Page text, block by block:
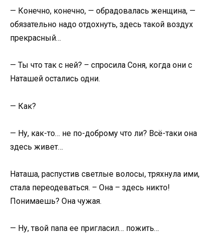
— Конечно, конечно, — обрадовалась женщина, —
обязательно надо отдохнуть, здесь такой воздух
прекрасный…
— Ты что так с ней? – спросила Соня, когда они с
Наташей остались одни.
— Как?
— Ну, как-то… не по-доброму что ли? Всё-таки она
здесь живет…
Наташа, распустив светлые волосы, тряхнула ими,
стала переодеваться. – Она – здесь никто!
Понимаешь? Она чужая.
— Ну, твой папа ее пригласил… пожить…